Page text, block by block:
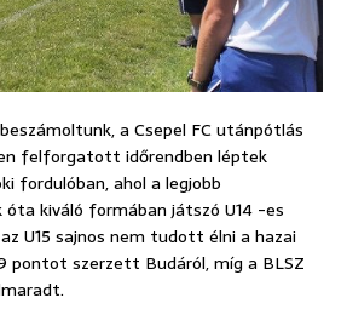
a Csepel FC utánpótlás
felforgatott időrendben léptek
fordulóban, ahol a legjobb
kiváló formában játszó U14 -es
U15 sajnos nem tudott élni a hazai
pontot szerzett Budáról, míg a BLSZ